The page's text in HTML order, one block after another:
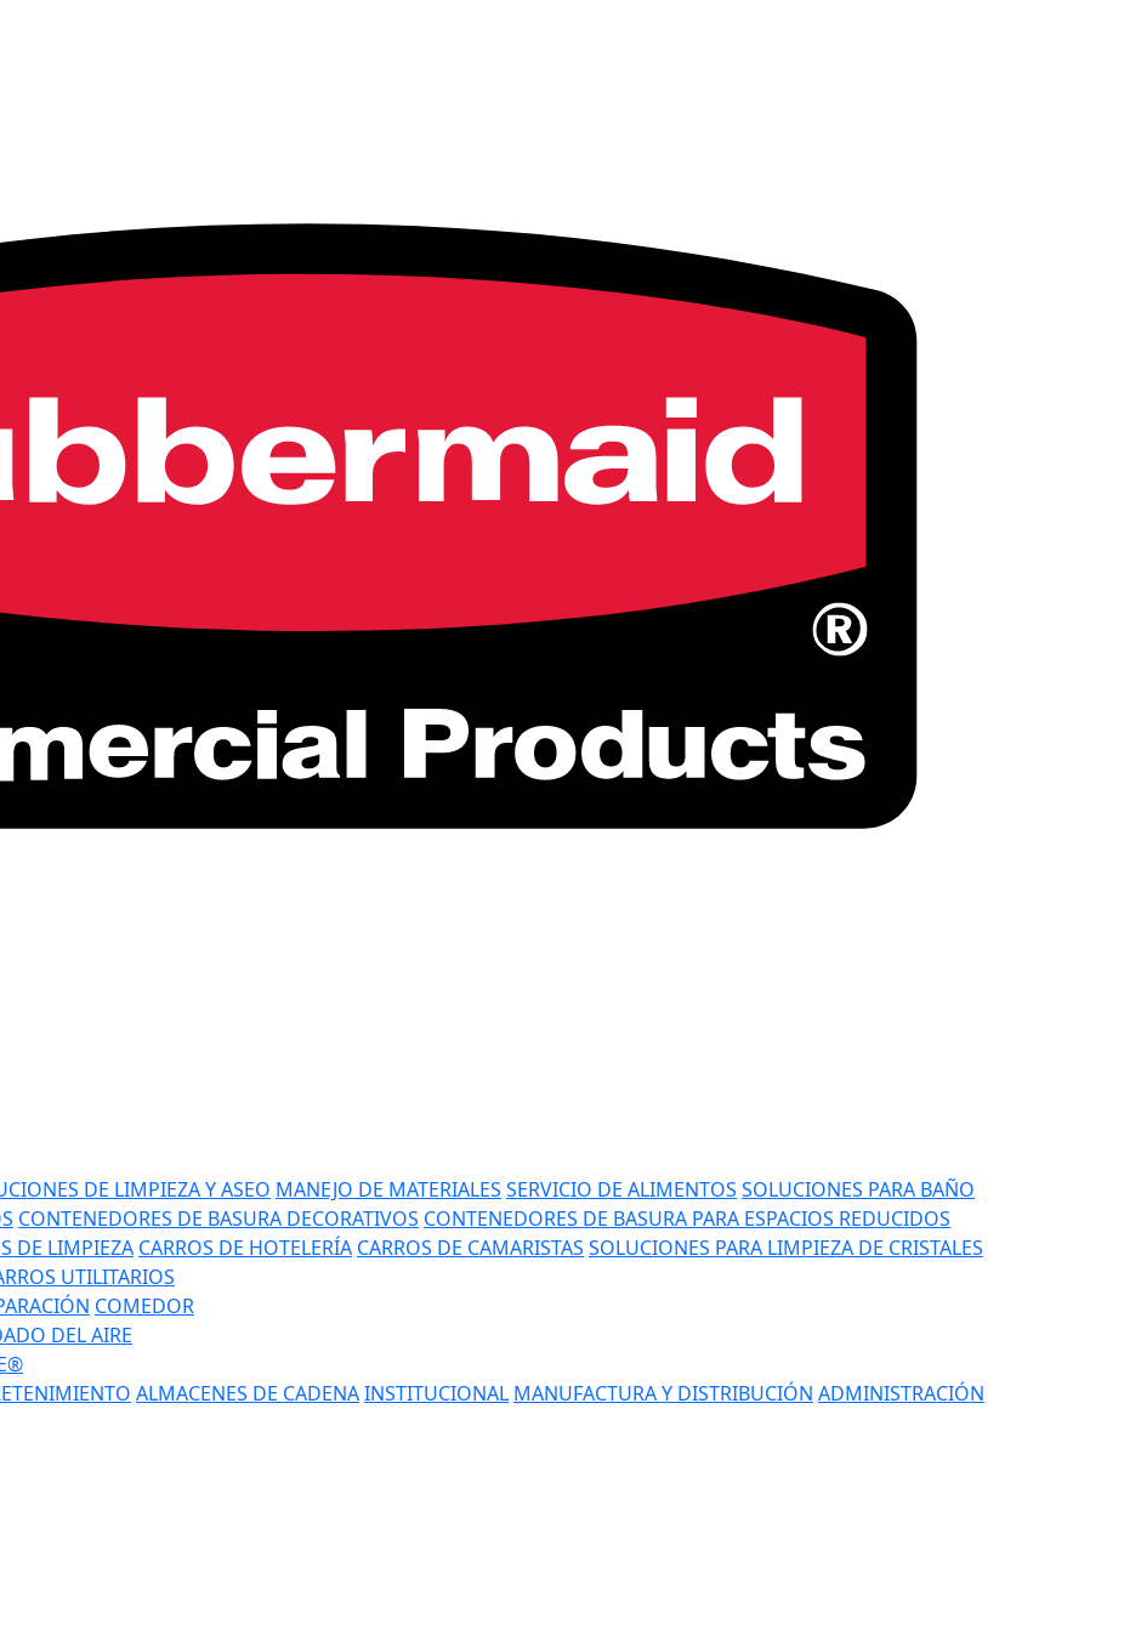
DE LIMPIEZA Y ASEO MANEJO DE MATERIALES SERVICIO DE ALIMENTOS SOLUCIONES PARA BAÑO
CONTENEDORES DE BASURA DECORATIVOS CONTENEDORES DE BASURA PARA ESPACIOS REDUCIDOS
DE LIMPIEZA CARROS DE HOTELERÍA CARROS DE CAMARISTAS SOLUCIONES PARA LIMPIEZA DE CRISTALES
UTILITARIOS
COMEDOR
DEL AIRE
ALMACENES DE CADENAINSTITUCIONAL MANUFACTURA Y DISTRIBUCIÓN ADMINISTRACIÓN